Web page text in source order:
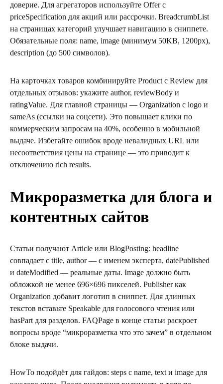
доверие. Для агрегаторов используйте Offer с
priceSpecification для акций или рассрочки. BreadcrumbList
на страницах категорий улучшает навигацию в сниппете.
Обязательные поля: name, image (минимум 50KB, 1200px),
description (до 500 символов).
На карточках товаров комбинируйте Product с Review для
отдельных отзывов: укажите author, reviewBody и
ratingValue. Для главной страницы — Organization с logo и
sameAs (ссылки на соцсети). Это повышает клики по
коммерческим запросам на 40%, особенно в мобильной
выдаче. Избегайте ошибок вроде невалидных URL или
несоответствия цены на странице — это приводит к
отключению rich results.
Микроразметка для блога и
контентных сайтов
Статьи получают Article или BlogPosting: headline
совпадает с title, author — с именем эксперта, datePublished
и dateModified — реальные даты. Image должно быть
обложкой не менее 696×696 пикселей. Publisher как
Organization добавит логотип в сниппет. Для длинных
текстов вставьте Speakable для голосового чтения или
hasPart для разделов. FAQPage в конце статьи раскроет
вопросы вроде “микроразметка что это зачем” в отдельном
блоке выдачи.
HowTo подойдёт для гайдов: steps с name, text и image для